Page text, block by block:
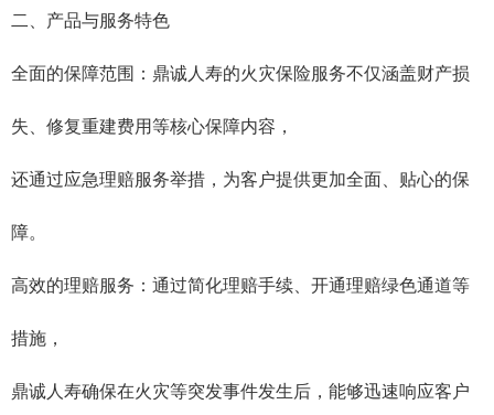
二、产品与服务特色
全面的保障范围‌：鼎诚人寿的火灾保险服务不仅涵盖财产损
失、修复重建费用等核心保障内容，
还通过应急理赔服务举措，为客户提供更加全面、贴心的保
障。
高效的理赔服务‌：通过简化理赔手续、开通理赔绿色通道等
措施，
鼎诚人寿确保在火灾等突发事件发生后，能够迅速响应客户